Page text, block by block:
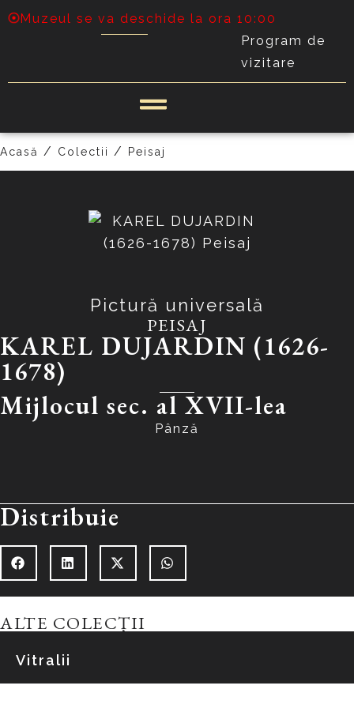
Muzeul se va deschide la ora 10:00
Program de
vizitare
Acasă / Colectii / Peisaj
Pictură universală
PEISAJ
KAREL DUJARDIN (1626-
1678)
Mijlocul sec. al XVII-lea
Pânză
Distribuie
ALTE COLECȚII
Vitralii
Explorează colecția
PRECEDENT URMĂTOR